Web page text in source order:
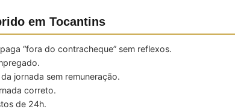
em Tocantins
“fora do contracheque” sem reflexos.
jornada sem remuneração.
correto.
de 24h.